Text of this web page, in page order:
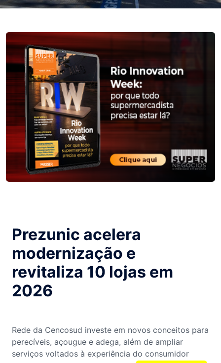
Prezunic acelera
modernização e
revitaliza 10 lojas em
2026
Rede da Cencosud investe em novos conceitos para
perecíveis, açougue e adega, além de ampliar
serviços voltados à experiência do consumidor